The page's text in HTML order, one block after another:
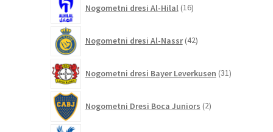
Nogometni dresi Al-Hilal 16izdelkov
Nogometni dresi Al-Nassr 42izdelkov
Nogometni dresi Bayer Leverkusen 31izdelkov
Nogometni Dresi Boca Juniors 2izdelka